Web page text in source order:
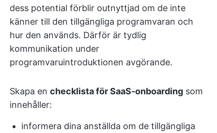
dess potential förblir outnyttjad om de inte
känner till den tillgängliga programvaran och
hur den används. Därför är tydlig
kommunikation under
programvaruintroduktionen avgörande.
Skapa en checklista för SaaS-onboarding som
innehåller:
informera dina anställda om de tillgängliga